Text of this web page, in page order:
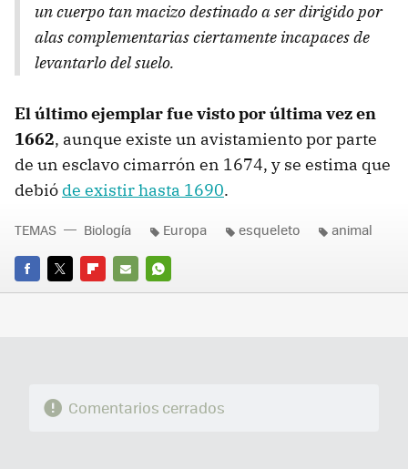
un cuerpo tan macizo destinado a ser dirigido por
alas complementarias ciertamente incapaces de
levantarlo del suelo.
El último ejemplar fue visto por última vez en
1662, aunque existe un avistamiento por parte
de un esclavo cimarrón en 1674, y se estima que
debió de existir hasta 1690.
FACEBOOK
TWITTERFLIPBOARD
E-
WHATSAPP
TEMAS Biología Europa esqueleto animal
Comentarios cerrados